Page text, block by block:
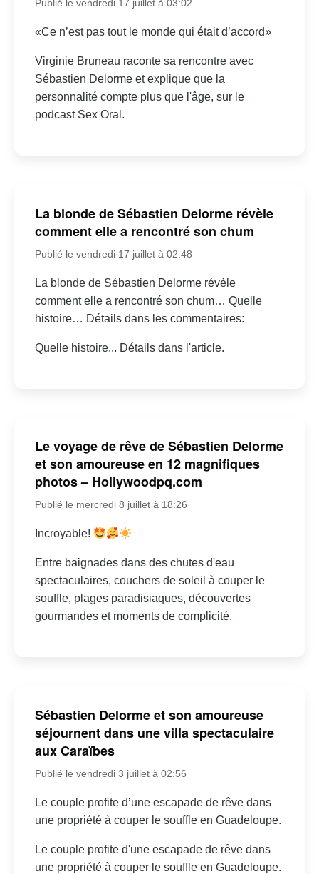
Publié le vendredi 17 juillet à 03:02
«Ce n’est pas tout le monde qui était d’accord»
Virginie Bruneau raconte sa rencontre avec
Sébastien Delorme et explique que la
personnalité compte plus que l'âge, sur le
podcast Sex Oral.
La blonde de Sébastien Delorme révèle
comment elle a rencontré son chum
Publié le vendredi 17 juillet à 02:48
La blonde de Sébastien Delorme révèle
comment elle a rencontré son chum… Quelle
histoire… Détails dans les commentaires:
Quelle histoire... Détails dans l'article.
Le voyage de rêve de Sébastien Delorme
et son amoureuse en 12 magnifiques
photos – Hollywoodpq.com
Publié le mercredi 8 juillet à 18:26
Incroyable!
Entre baignades dans des chutes d'eau
spectaculaires, couchers de soleil à couper le
souffle, plages paradisiaques, découvertes
gourmandes et moments de complicité.
Sébastien Delorme et son amoureuse
séjournent dans une villa spectaculaire
aux Caraïbes
Publié le vendredi 3 juillet à 02:56
Le couple profite d’une escapade de rêve dans
une propriété à couper le souffle en Guadeloupe.
Le couple profite d'une escapade de rêve dans
une propriété à couper le souffle en Guadeloupe.